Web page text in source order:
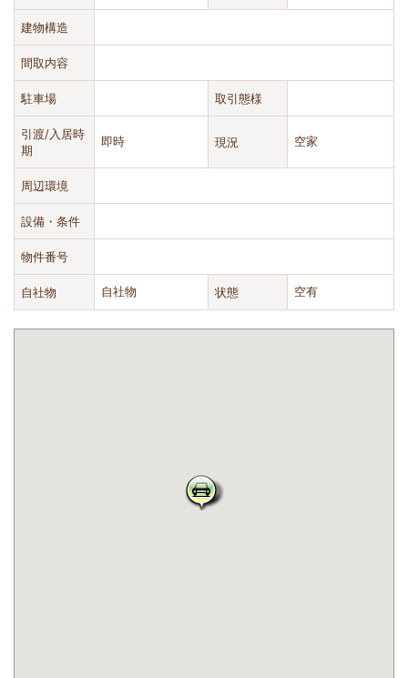
建物構造
間取内容
駐車場 取引態様
引渡/入居時
期
即時 現況 空家
周辺環境
設備・条件
物件番号
自社物 自社物 状態 空有